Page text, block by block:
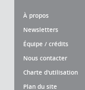
À propos
Newsletters
Équipe / crédits
Nous contacter
Charte d'utilisation
Plan du site